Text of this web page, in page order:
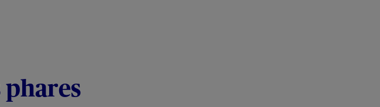
phares